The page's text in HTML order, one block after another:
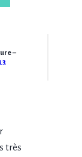
: Affiner et déployer la posture –
3
très